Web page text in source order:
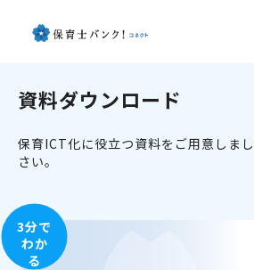
資料ダウンロード
保育ICT化に役立つ資料をご用意しま
さい。
3分で
わか
る